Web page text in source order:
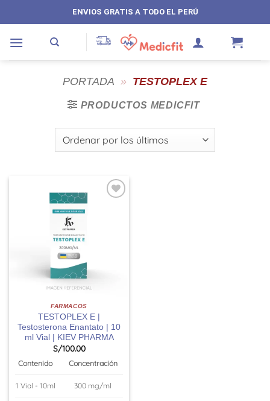
al
contenido
ENVIOS GRATIS A TODO EL PERÚ
PORTADA » TESTOPLEX E
PRODUCTOS MEDICFIT
FARMACOS
TESTOPLEX E |
Testosterona Enantato | 10
ml Vial | KIEV PHARMA
S/100.00
Contenido Concentración
1 Vial - 10ml 300 mg/ml